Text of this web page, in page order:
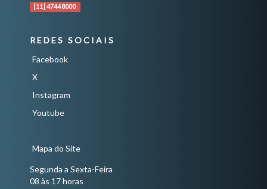
[11] 4744 8000
REDES SOCIAIS
Facebook
X
Instagram
Youtube
Mapa do Site
Segunda a Sexta-Feira
08 às 17 horas